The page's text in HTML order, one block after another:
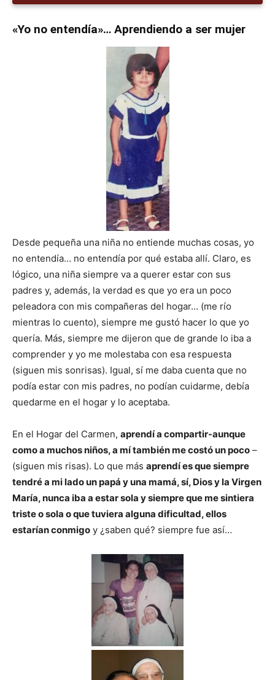
«Yo no entendía»… Aprendiendo a ser mujer
Desde pequeña una niña no entiende muchas cosas, yo
no entendía… no entendía por qué estaba allí. Claro, es
lógico, una niña siempre va a querer estar con sus
padres y, además, la verdad es que yo era un poco
peleadora con mis compañeras del hogar… (me río
mientras lo cuento), siempre me gustó hacer lo que yo
quería. Más, siempre me dijeron que de grande lo iba a
comprender y yo me molestaba con esa respuesta
(siguen mis sonrisas). Igual, sí me daba cuenta que no
podía estar con mis padres, no podían cuidarme, debía
quedarme en el hogar y lo aceptaba.
En el Hogar del Carmen, aprendí a compartir-aunque
como a muchos niños, a mí también me costó un poco –
(siguen mis risas). Lo que más aprendí es que siempre
tendré a mi lado un papá y una mamá, sí, Dios y la Virgen
María, nunca iba a estar sola y siempre que me sintiera
triste o sola o que tuviera alguna dificultad, ellos
estarían conmigo y ¿saben qué? siempre fue así…